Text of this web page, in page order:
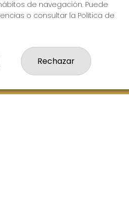
de navegación. Puede
o consultar la Política de
Rechazar